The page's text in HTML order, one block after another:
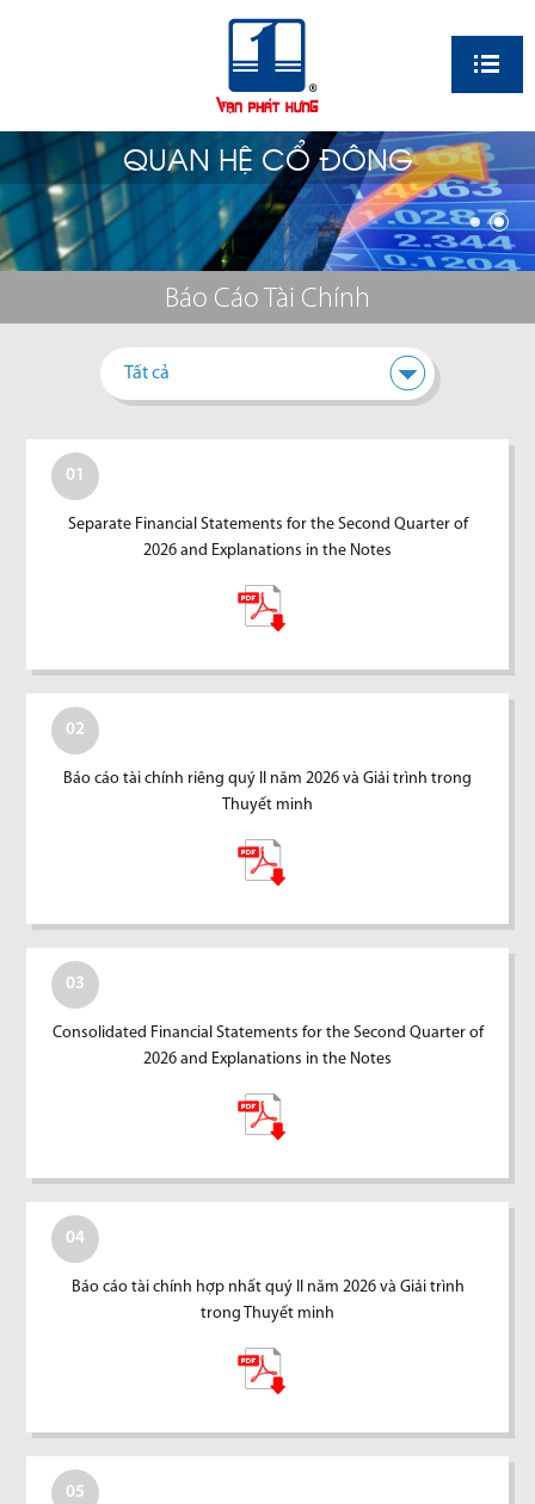
QUAN HỆ CỔ ĐÔNG
Báo Cáo Tài Chính
Tất cả
01
Separate Financial Statements for the Second Quarter of
2026 and Explanations in the Notes
02
Báo cáo tài chính riêng quý II năm 2026 và Giải trình trong
Thuyết minh
03
Consolidated Financial Statements for the Second Quarter of
2026 and Explanations in the Notes
04
Báo cáo tài chính hợp nhất quý II năm 2026 và Giải trình
trong Thuyết minh
05